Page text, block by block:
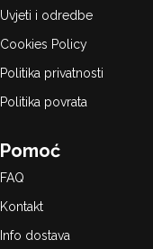
Uvjeti i odredbe
Cookies Policy
Politika privatnosti
Politika povrata
Pomoć
FAQ
Kontakt
Info dostava